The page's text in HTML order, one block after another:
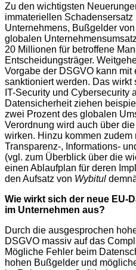
Zu den wichtigsten
immateriellen
Unternehmens, Bußgelder
globalen
20 Millionen für betroffene
Entscheidungsträger.
Vorgabe der DSGVO kann
sanktioniert werden. Das
IT-Security und Cybersecurity
Datensicherheit ziehen
zwei Prozent des globalen
Verordnung wird auch über
wirken. Hinzu kommen zudem
Transparenz-, Informations-
(vgl. zum Überblick über die
einen Ablaufplan für deren
den Aufsatz von Wybitul
Wie wirkt sich der neue EU-
im Unternehmen aus?
Durch die ausgesprochen
DSGVO massiv auf das
Mögliche Fehler beim
hohen Bußgelder und